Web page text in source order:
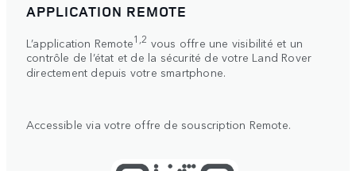
APPLICATION REMOTE
L’application Remote1,2 vous offre une visibilité et un
contrôle de l’état et de la sécurité de votre Land Rover
directement depuis votre smartphone.
Accessible via votre offre de souscription Remote.